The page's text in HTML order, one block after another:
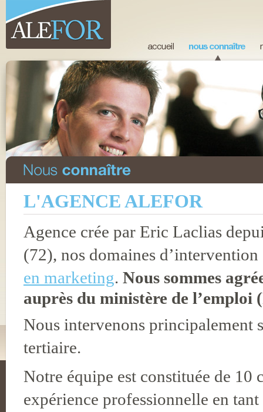
L'AGENCE ALEFOR
Agence crée par Eric Laclias
(72), nos domaines
en marketing. Nous sommes
auprès du ministère de l’emploi
Nous intervenons principalement
tertiaire.
Notre équipe est constituée de 10
expérience professionnelle en